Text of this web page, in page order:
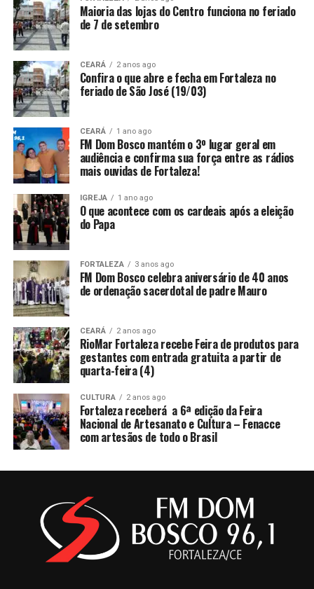
Maioria das lojas do Centro funciona no feriado
de 7 de setembro
CEARÁ 2 anos ago
Confira o que abre e fecha em Fortaleza no
feriado de São José (19/03)
CEARÁ 1 ano ago
FM Dom Bosco mantém o 3º lugar geral em
audiência e confirma sua força entre as rádios
mais ouvidas de Fortaleza!
IGREJA 1 ano ago
O que acontece com os cardeais após a eleição
do Papa
FORTALEZA 3 anos ago
FM Dom Bosco celebra aniversário de 40 anos
de ordenação sacerdotal de padre Mauro
CEARÁ 2 anos ago
RioMar Fortaleza recebe Feira de produtos para
gestantes com entrada gratuita a partir de
quarta-feira (4)
CULTURA 2 anos ago
Fortaleza receberá a 6ª edição da Feira
Nacional de Artesanato e Cultura – Fenacce
com artesãos de todo o Brasil